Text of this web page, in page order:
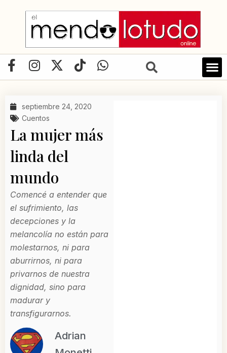
contenido
F
a
e
b
o
o
k
-
f
I
n
t
a
r
a
m
X
-
w
t
e
r
T
i
t
W
h
p
septiembre 24, 2020
Cuentos
La mujer más
linda del
mundo
Comencé a entender que
el sufrimiento, las
decepciones y la
melancolía no están para
molestarnos, ni para
aburrirnos, ni para
privarnos de nuestra
dignidad, sino para
madurar y
transfigurarnos.
Adrian